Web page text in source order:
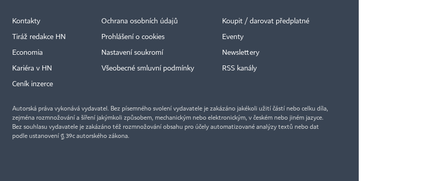
Kontakty
Tiráž redakce HN
Economia
Kariéra v HN
Ceník inzerce
Ochrana osobních údajů
Prohlášení o cookies
Nastavení soukromí
Všeobecné smluvní podmínky
Koupit / darovat předplatné
Eventy
Newslettery
RSS kanály
Autorská práva vykonává vydavatel. Bez písemného svolení vydavatele je zakázáno jakékoli užití částí nebo celku díla,
zejména rozmnožování a šíření jakýmkoli způsobem, mechanickým nebo elektronickým, v českém nebo jiném jazyce.
Bez souhlasu vydavatele je zakázáno též rozmnožování obsahu pro účely automatizované analýzy textů nebo dat
podle ustanovení § 39c autorského zákona.